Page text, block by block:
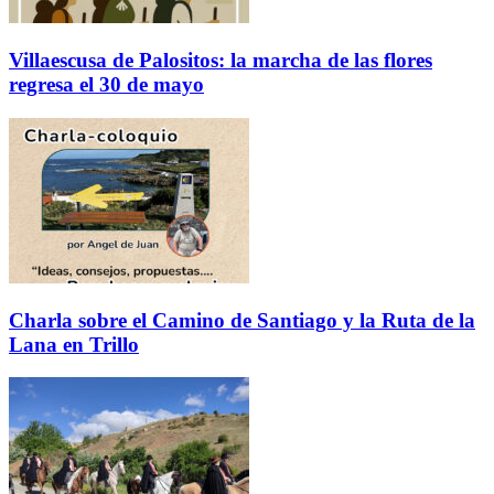
Villaescusa de Palositos: la marcha de las flores
regresa el 30 de mayo
Charla sobre el Camino de Santiago y la Ruta de la
Lana en Trillo